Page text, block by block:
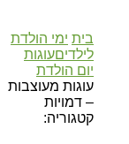
בית ימי הולדת
לילדיםעוגות
יום הולדת
עוגות מעוצבות
– דמויות
קטגוריה: